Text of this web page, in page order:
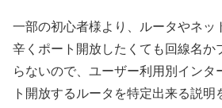
一部の初心者様より、ルータやネッ
辛くポート開放したくても回線名か
らないので、ユーザー利用別インタ
ト開放するルータを特定出来る説